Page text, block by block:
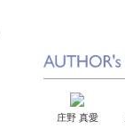
庄野 真愛